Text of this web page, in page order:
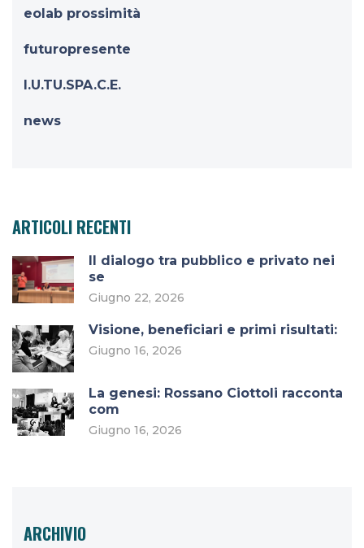
eolab prossimità
futuropresente
I.U.TU.SPA.C.E.
news
ARTICOLI RECENTI
Il dialogo tra pubblico e privato nei
se
Giugno 22, 2026
Visione, beneficiari e primi risultati:
Giugno 16, 2026
La genesi: Rossano Ciottoli racconta
com
Giugno 16, 2026
ARCHIVIO